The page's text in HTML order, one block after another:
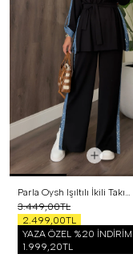
Parla Oysh Işıltılı İkili Takım Siyah
3.449,00TL
2.499,00TL
YAZA ÖZEL %20 İNDİRİM
1.999,20TL